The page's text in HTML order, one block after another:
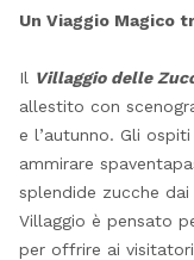
Un Viaggio Magico
Il Villaggio delle
allestito con
e l’autunno. Gli
ammirare
splendide zucche
Villaggio è pensato
per offrire ai visitatori